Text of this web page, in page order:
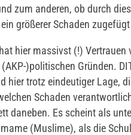
zum anderen, ob durch
größerer Schaden zugefügt
hier massivst (!) Vertrauen
)politischen Gründen.
hier trotz eindeutiger Lage,
Schaden
daneben. Es scheint als
(Muslime), als die